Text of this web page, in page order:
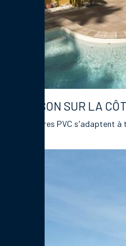
MAISON SUR LA
Les fenêtres PVC s'adaptent à